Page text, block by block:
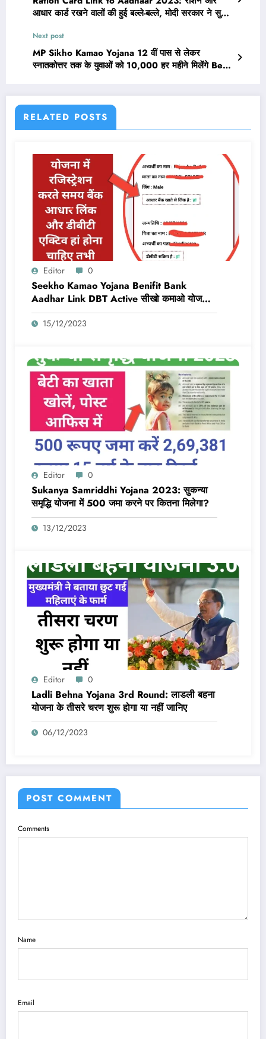
आधार कार्ड रखने वालों की हुई बल्ले-बल्ले, मोदी सरकार ने सुना
Next post
MP Sikho Kamao Yojana 12 वीं पास से लेकर
स्नातकोत्तर तक के युवाओं को 10,000 हर महीने मिलेंगे Best
RELATED POSTS
Editor 0
Seekho Kamao Yojana Benifit Bank
Aadhar Link DBT Active सीखो कमाओ योजना
का लाभ तभी मिलेगा 10,000 Rs जब बैंक डीबीटी
एक्टिव और आधार लिंक होगा
15/12/2023
Editor 0
Sukanya Samriddhi Yojana 2023: सुकन्या
समृद्धि योजना में 500 जमा करने पर कितना मिलेगा?
13/12/2023
Editor 0
Ladli Behna Yojana 3rd Round: लाडली बहना
योजना के तीसरे चरण शुरू होगा या नहीं जानिए
06/12/2023
POST COMMENT
Comments
Name
Email